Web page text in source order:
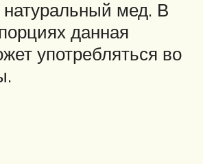
натуральный мед. В
данная
употребляться во